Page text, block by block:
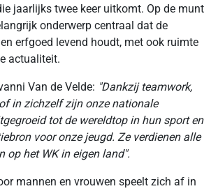
jaarlijks twee keer uitkomt. Op de munt
onderwerp centraal dat de
erfgoed levend houdt, met ook ruimte
actualiteit.
Van de Velde: "Dankzij teamwork,
in zichzelf zijn onze nationale
tot de wereldtop in hun sport en
voor onze jeugd. Ze verdienen alle
op het WK in eigen land".
mannen en vrouwen speelt zich af in